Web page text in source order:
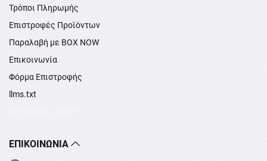
Τρόποι Πληρωμής
Επιστροφές Προϊόντων
Παραλαβή με BOX NOW
Επικοινωνία
Φόρμα Επιστροφής
llms.txt
ΕΠΙΚΟΙΝΩΝΊΑ